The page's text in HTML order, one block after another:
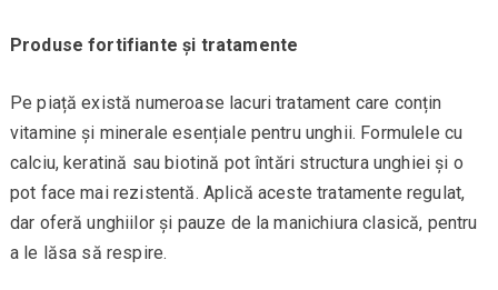
Produse fortifiante și tratamente
Pe piață există numeroase lacuri tratament care conțin
vitamine și minerale esențiale pentru unghii. Formulele cu
calciu, keratină sau biotină pot întări structura unghiei și o
pot face mai rezistentă. Aplică aceste tratamente regulat,
dar oferă unghiilor și pauze de la manichiura clasică, pentru
a le lăsa să respire.